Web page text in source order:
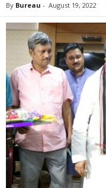
By Bureau - August 19, 2022